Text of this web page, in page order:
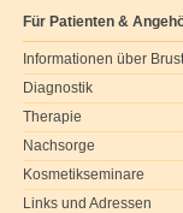
Für Patienten &
Informationen über
Diagnostik
Therapie
Nachsorge
Kosmetikseminare
Links und Adressen